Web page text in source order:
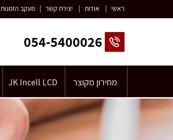
ראשי | אודות | יצירת קשר | מעקב הזמנות
054-5400026
מחירון מקוצר JK Incell LCD